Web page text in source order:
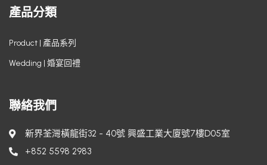
產品分類
Product | 產品系列
Wedding | 婚宴回禮
聯絡我們
新界荃灣橫龍街32 - 40號 興盛工業大廈號7樓D05室
+852 5598 2983